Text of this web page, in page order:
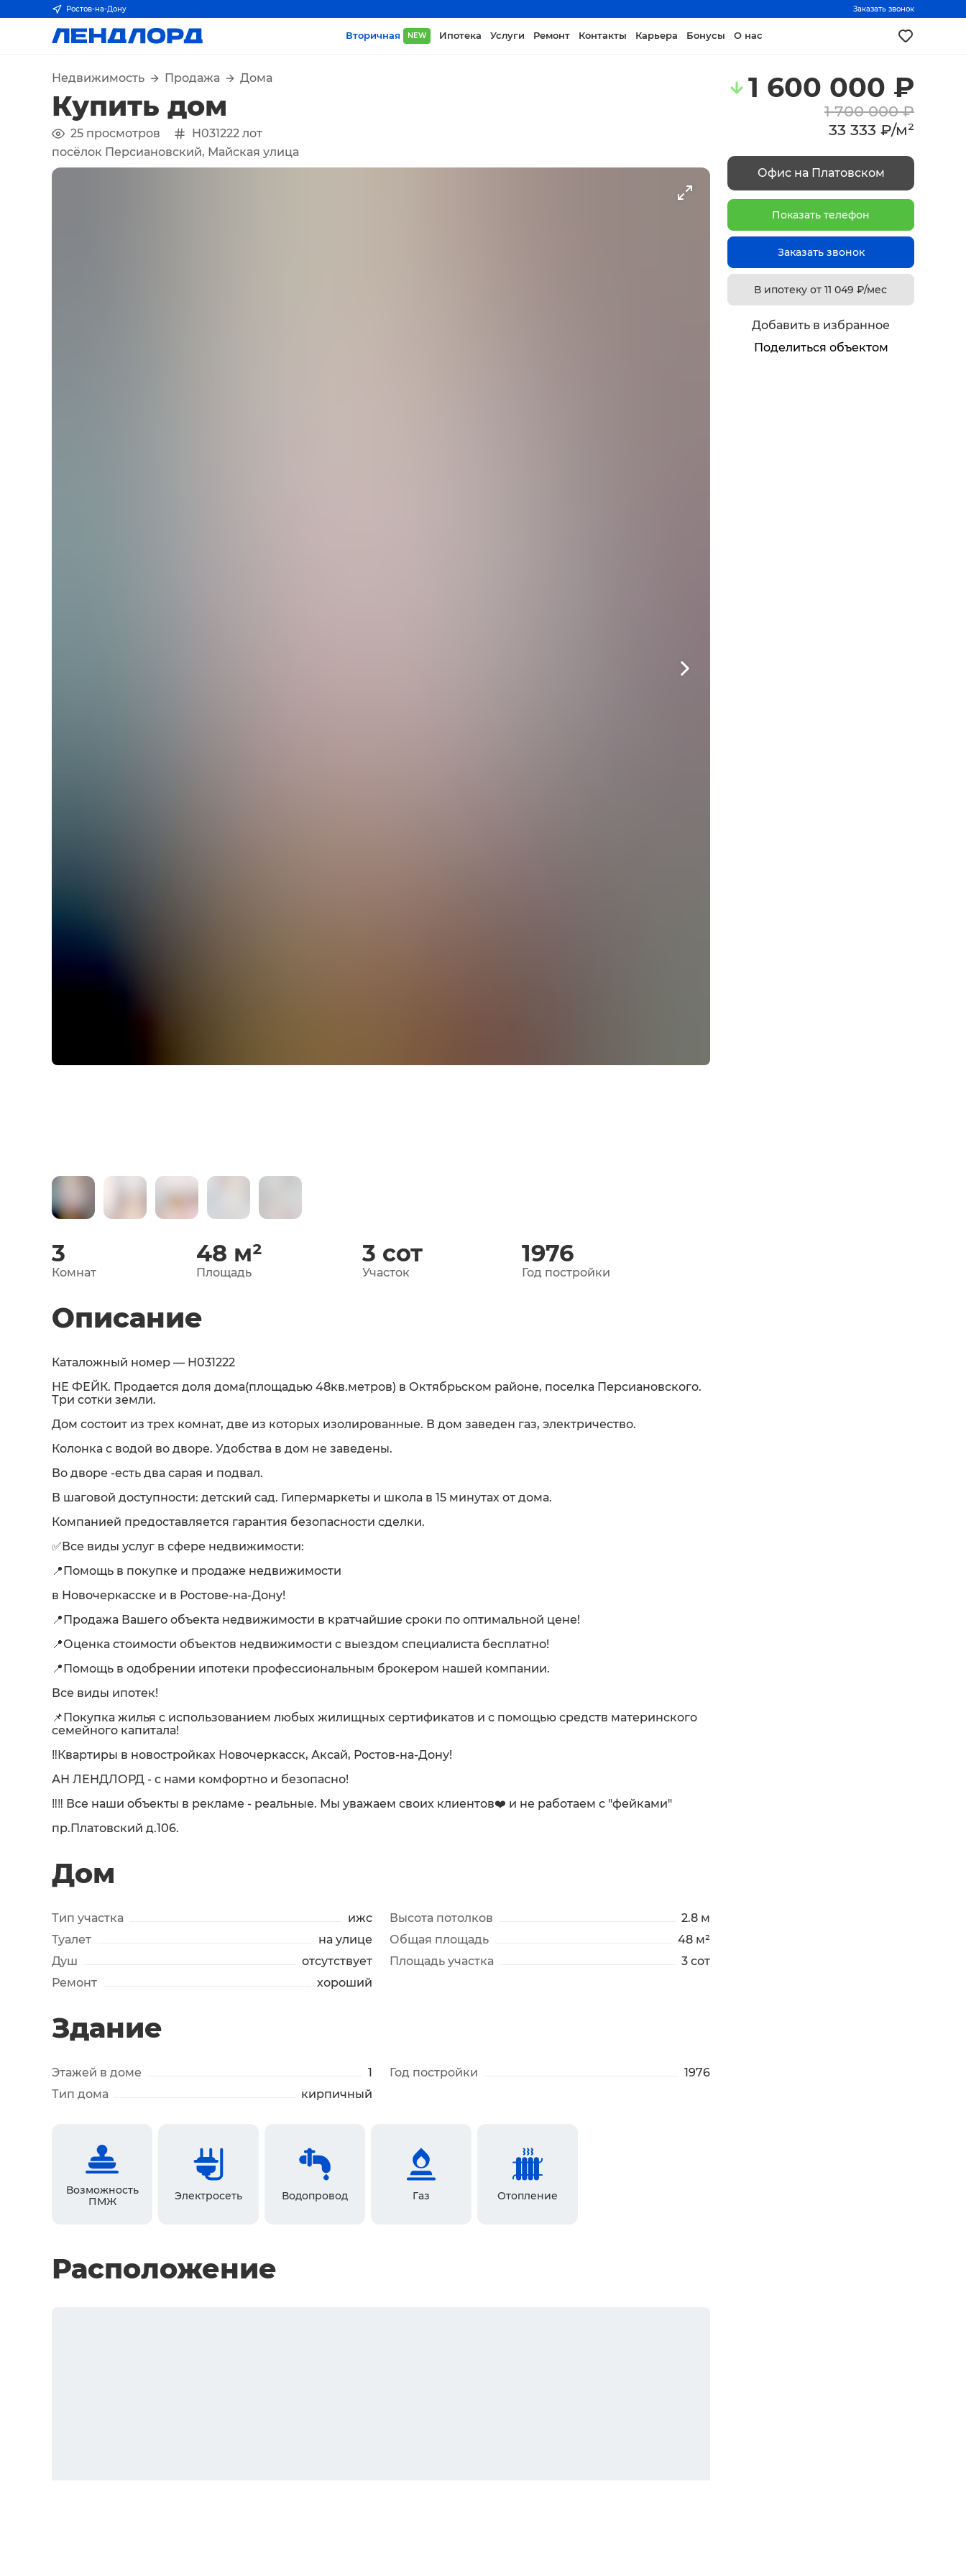
Ростов-на-Дону Заказать звонок
Вторичная NEW Ипотека Услуги Ремонт Контакты Карьера Бонусы О нас
Недвижимость Продажа Дома
Купить дом
25 просмотров H031222 лот
посёлок Персиановский, Майская улица
3
Комнат
48 м²
Площадь
3 сот
Участок
1976
Год постройки
Описание
Каталожный номер — H031222
НЕ ФЕЙК. Продается доля дома(площадью 48кв.метров) в Октябрьском районе, поселка Персиановского.
Три сотки земли.
Дом состоит из трех комнат, две из которых изолированные. В дом заведен газ, электричество.
Колонка с водой во дворе. Удобства в дом не заведены.
Во дворе -есть два сарая и подвал.
В шаговой доступности: детский сад. Гипермаркеты и школа в 15 минутах от дома.
Компанией предоставляется гарантия безопасности сделки.
✅Все виды услуг в сфере недвижимости:
📍Помощь в покупке и продаже недвижимости
в Новочеркасске и в Ростове-на-Дону!
📍Продажа Вашего объекта недвижимости в кратчайшие сроки по оптимальной цене!
📍Оценка стоимости объектов недвижимости с выездом специалиста бесплатно!
📍Помощь в одобрении ипотеки профессиональным брокером нашей компании.
Все виды ипотек!
📌Покупка жилья с использованием любых жилищных сертификатов и с помощью средств материнского
семейного капитала!
‼️Квартиры в новостройках Новочеркасск, Аксай, Ростов-на-Дону!
АН ЛЕНДЛОРД - с нами комфортно и безопасно!
‼️‼️ Все наши объекты в рекламе - реальные. Мы уважаем своих клиентов❤️ и не работаем с "фейками"
пр.Платовский д.106.
Дом
Тип участка
ижс
Туалет
на улице
Душ
отсутствует
Ремонт
хороший
Высота потолков
2.8 м
Общая площадь
48 м²
Площадь участка
3 сот
Здание
Этажей в доме
1
Тип дома
кирпичный
Год постройки 1976
Возможность
ПМЖ
Электросеть Водопровод Газ Отопление
Расположение
1 600 000 ₽
1 700 000 ₽
33 333 ₽/м²
Офис на Платовском
Показать телефон
Заказать звонок
В ипотеку от 11 049 ₽/мес
Добавить в избранное
Поделиться объектом